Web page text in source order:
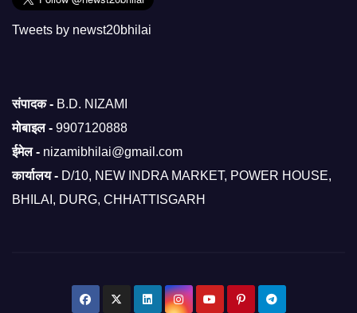
Tweets by newst20bhilai
संपादक - B.D. NIZAMI
मोबाइल - 9907120888
ईमेल - nizamibhilai@gmail.com
कार्यालय - D/10, NEW INDRA MARKET, POWER HOUSE,
BHILAI, DURG, CHHATTISGARH